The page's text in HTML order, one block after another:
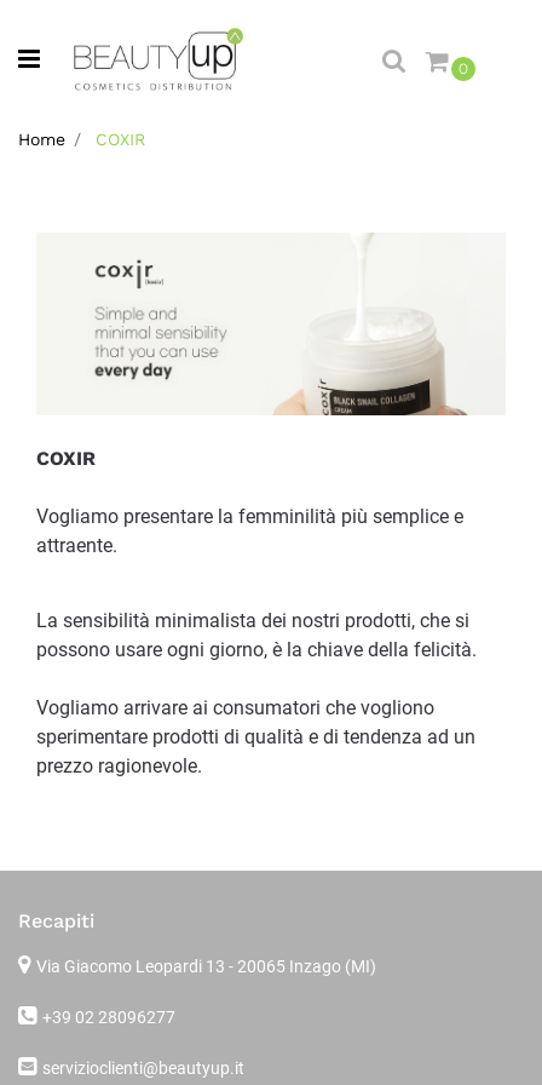
Open menu
0
Home COXIR
COXIR
Vogliamo presentare la femminilità più semplice e
attraente.
La sensibilità minimalista dei nostri prodotti, che si
possono usare ogni giorno, è la chiave della felicità.
Vogliamo arrivare ai consumatori che vogliono
sperimentare prodotti di qualità e di tendenza ad un
prezzo ragionevole.
Recapiti
Via Giacomo Leopardi 13 - 20065 Inzago (MI)
+39 02 28096277
servizioclienti@beautyup.it